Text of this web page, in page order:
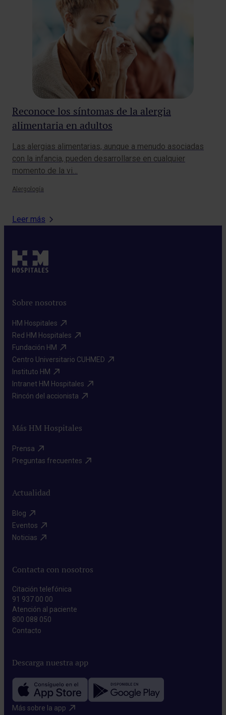
Reconoce los síntomas de la alergia
alimentaria en adultos
Las alergias alimentarias, aunque a menudo asociadas
con la infancia, pueden desarrollarse en cualquier
momento de la vi…
Alergología
Leer más
Sobre nosotros
HM Hospitales​
Red HM Hospitales​
Fundación HM​
Centro Universitario CUHMED​
Instituto HM​
Intranet HM Hospitales​
Rincón del accionista​
Más HM Hospitales
Prensa​
Preguntas frecuentes​
Actualidad
Blog​
Eventos​
Noticias​
Contacta con nosotros
Citación telefónica
91 937 00 00
Atención al paciente
800 088 050
Contacto​
Descarga nuestra app
Más sobre la app​